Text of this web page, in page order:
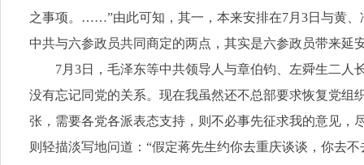
之事项。……”由此可知，其一，本来安排在7月3日与黄
中共与六参政员共同商定的两点，其实是六参政员带来延
7月3日，毛泽东等中共领导人与章伯钧、左舜生二
没有忘记同党的关系。现在我虽然还不总部要求恢复党
张，需要各党各派表态支持，则不必事先征求我的意见，
则轻描淡写地问道：“假定蒋先生约你去重庆谈谈，你去